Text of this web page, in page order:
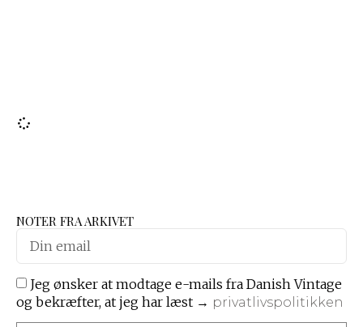
NOTER FRA ARKIVET
Jeg ønsker at modtage e-mails fra Danish Vintage
og bekræfter, at jeg har læst → privatlivspolitikken